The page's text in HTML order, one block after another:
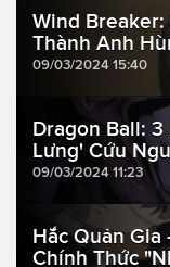
Wind
Thành Anh
09/03/2024 15:40
Dragon Ball: 3
Lưng' Cứu
09/03/2024 11:23
Hắc Quản Gia
Chính Thức